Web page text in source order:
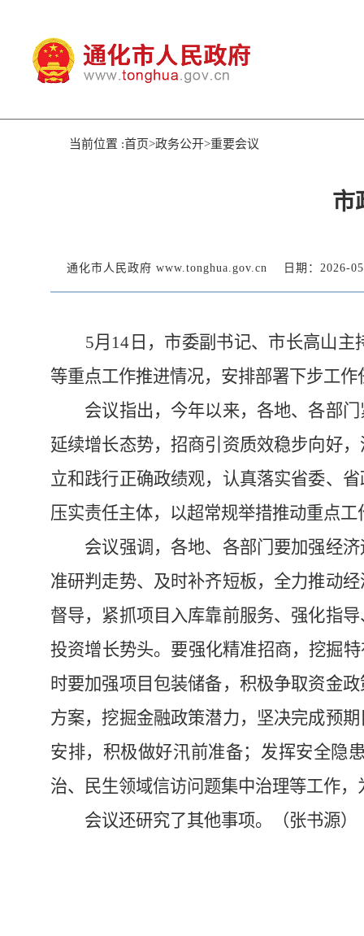
当前位置 :首页>政务公开>重要会议
市
通化市人民政府 www.tonghua.gov.cn 日期：2026-
5月14日，市委副书记、市长高山主
等重点工作推进情况，安排部署下步工作
会议指出，今年以来，各地、各部门
延续增长态势，招商引资质效稳步向好
立和践行正确政绩观，认真落实省委、
压实责任主体，以超常规举措推动重点工
会议强调，各地、各部门要加强经济
准研判走势、及时补齐短板，全力推动
督导，紧抓项目入库靠前服务、强化指
投资增长势头。要强化精准招商，挖掘
时要加强项目包装储备，积极争取资金
方案，挖掘金融政策潜力，坚决完成预
安排，积极做好汛前准备；发挥安全隐
治、民生领域信访问题集中治理等工作
会议还研究了其他事项。（张书源）